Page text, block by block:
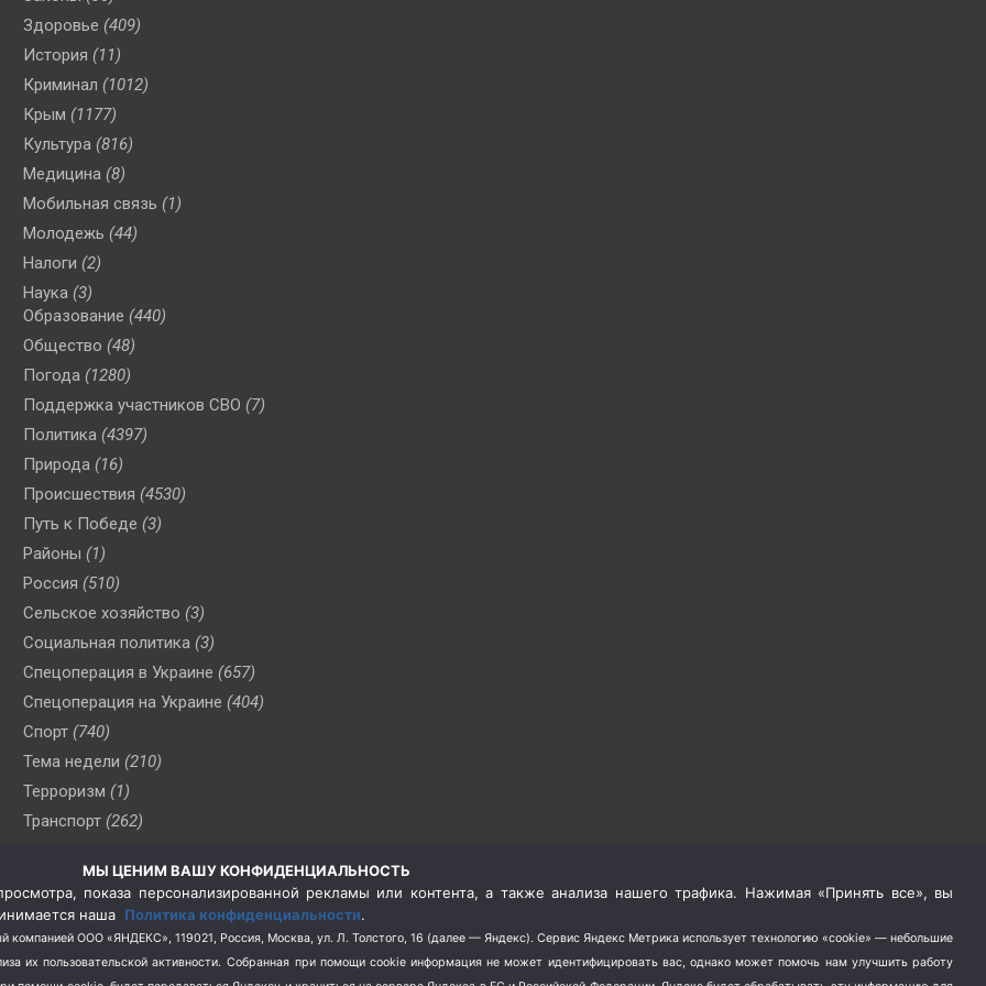
Здоровье (409)
История (11)
Криминал (1012)
Крым (1177)
Культура (816)
Медицина (8)
Мобильная связь (1)
Молодежь (44)
Налоги (2)
Наука (3)
Образование (440)
Общество (48)
Погода (1280)
Поддержка участников СВО (7)
Политика (4397)
Природа (16)
Происшествия (4530)
Путь к Победе (3)
Районы (1)
Россия (510)
Сельское хозяйство (3)
Социальная политика (3)
Спецоперация в Украине (657)
Спецоперация на Украине (404)
Спорт (740)
Тема недели (210)
Терроризм (1)
Транспорт (262)
(76)
Цены (2)
Школа и спорт (2)
Экология (8)
МЫ ЦЕНИМ ВАШУ КОНФИДЕНЦИАЛЬНОСТЬ
показа персонализированной рекламы или контента, а также анализа нашего трафика. Нажимая «Принять все», вы
наша Политика конфиденциальности.
компанией ООО «ЯНДЕКС», 119021, Россия, Москва, ул. Л. Толстого, 16 (далее — Яндекс). Сервис Яндекс Метрика использует технологию «cookie» — небольшие
их пользовательской активности. Собранная при помощи cookie информация не может идентифицировать вас, однако может помочь нам улучшить работу